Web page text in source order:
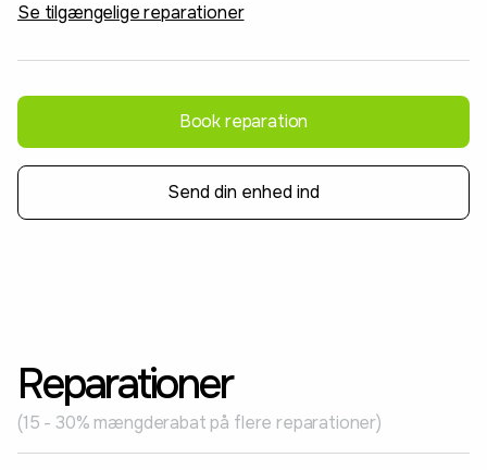
Se tilgængelige reparationer
Book reparation
Send din enhed ind
Reparationer
(15 - 30% mængderabat på flere reparationer)